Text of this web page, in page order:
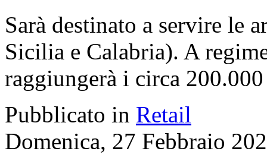
Sarà destinato a servire le
Sicilia e Calabria). A
raggiungerà i circa
Pubblicato in Retail
Domenica, 27 Febbraio